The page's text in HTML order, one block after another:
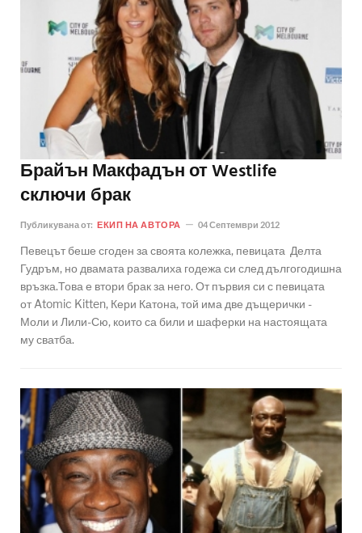
Брайън Макфадън от Westlife
сключи брак
Публикувана от: ЕКИП НА АВТОРА 04 Септември 2012
Певецът беше сгоден за своята колежка, певицата Делта
Гудръм, но двамата развалиха годежа си след дългогодишна
връзка.Това е втори брак за него. От първия си с певицата
от Atomic Kitten, Кери Катона, той има две дъщерички -
Моли и Лили-Сю, които са били и шаферки на настоящата
му сватба.